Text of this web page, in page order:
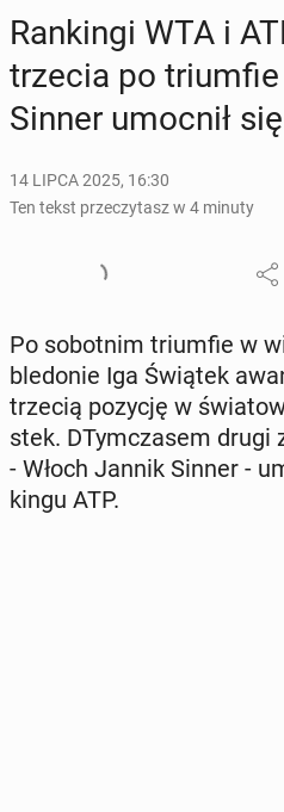
Ran­kin­gi WTA i
trzecia po
Sinner umocnił
14 LIPCA 2025, 16:30
Ten tekst przeczytasz w 4 minuty
Po so­bot­nim trium­fie w
ble­do­nie Iga Świątek
trzecią pozycję w
stek. DTym­cza­sem drugi
- Włoch Jannik Sinner -
kin­gu ATP.